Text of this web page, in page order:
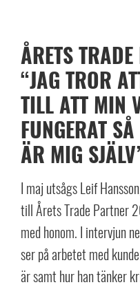
ÅRETS
“JAG TROR
TILL ATT MIN
FUNGERAT
ÄR MIG
I maj utsågs Leif
till Årets Trade Partner
med honom. I intervjun
ser på arbetet med
är samt hur han tänker